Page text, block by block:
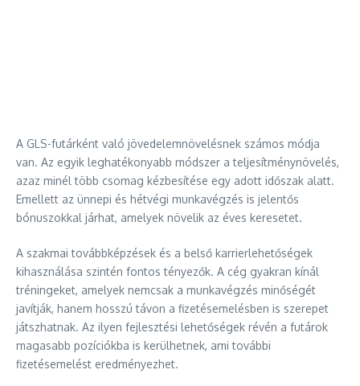
A GLS-futárként való jövedelemnövelésnek számos módja
van. Az egyik leghatékonyabb módszer a teljesítménynövelés,
azaz minél több csomag kézbesítése egy adott időszak alatt.
Emellett az ünnepi és hétvégi munkavégzés is jelentős
bónuszokkal járhat, amelyek növelik az éves keresetet.
A szakmai továbbképzések és a belső karrierlehetőségek
kihasználása szintén fontos tényezők. A cég gyakran kínál
tréningeket, amelyek nemcsak a munkavégzés minőségét
javítják, hanem hosszú távon a fizetésemelésben is szerepet
játszhatnak. Az ilyen fejlesztési lehetőségek révén a futárok
magasabb pozíciókba is kerülhetnek, ami további
fizetésemelést eredményezhet.